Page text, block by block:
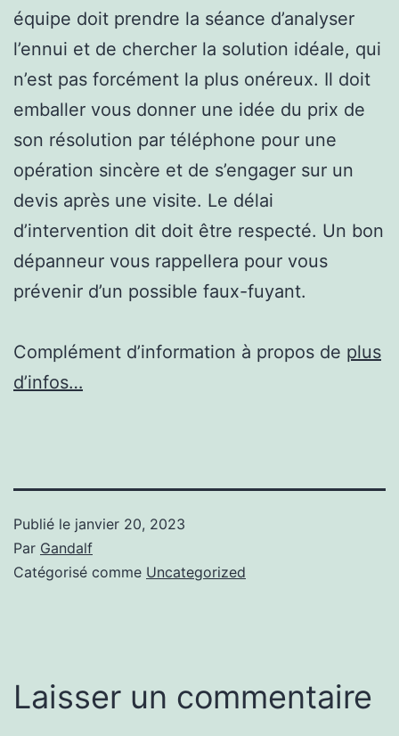
équipe doit prendre la séance d’analyser
l’ennui et de chercher la solution idéale, qui
n’est pas forcément la plus onéreux. Il doit
emballer vous donner une idée du prix de
son résolution par téléphone pour une
opération sincère et de s’engager sur un
devis après une visite. Le délai
d’intervention dit doit être respecté. Un bon
dépanneur vous rappellera pour vous
prévenir d’un possible faux-fuyant.
Complément d’information à propos de plus
d’infos…
Publié le janvier 20, 2023
Par Gandalf
Catégorisé comme Uncategorized
Laisser un commentaire